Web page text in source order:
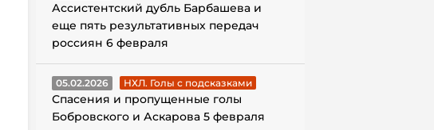
Ассистентский дубль Барбашева и
еще пять результативных передач
россиян 6 февраля
05.02.2026 НХЛ. Голы с подсказками
Спасения и пропущенные голы
Бобровского и Аскарова 5 февраля